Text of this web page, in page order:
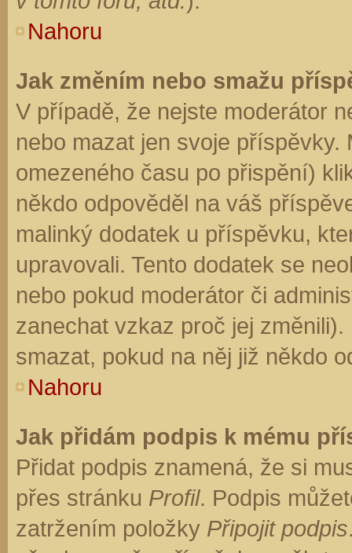
Nahoru
Jak změním nebo smažu
V případě, že nejste moderátor
nebo mazat jen svoje
omezeného času po přispění)
někdo odpověděl na váš
malinký dodatek u příspěvku,
upravovali. Tento dodatek se
nebo pokud moderátor či
zanechat vzkaz proč jej
smazat, pokud na něj již někdo
Nahoru
Jak přidám podpis k mému
Přidat podpis znamená, že si
přes stránku Profil. Podpis
zatržením položky Připojit podpis